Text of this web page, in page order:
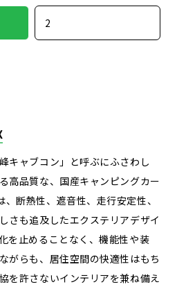
2
キャブコン」と呼ぶにふさわし
高品質な、国産キャンピングカー
断熱性、遮音性、走行安定性、
さも追及したエクステリアデザイ
を止めることなく、機能性や装
がらも、居住空間の快適性はもち
を許さないインテリアを兼ね備え